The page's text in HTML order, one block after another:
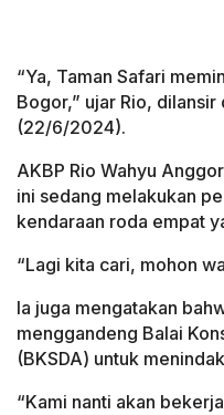
“Ya, Taman Safari
Bogor,” ujar Rio,
(22/6/2024).
AKBP Rio Wahyu
ini sedang melakukan
kendaraan roda empat
“Lagi kita cari, mohon
Ia juga mengatakan
menggandeng Balai
(BKSDA) untuk
“Kami nanti akan